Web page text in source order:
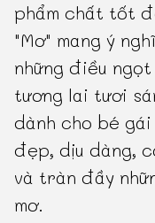
phẩm chất tốt
"Mơ" mang ý
những điều
tương lai tươi
dành cho bé
đẹp, dịu dàng,
và tràn đầy
mơ.